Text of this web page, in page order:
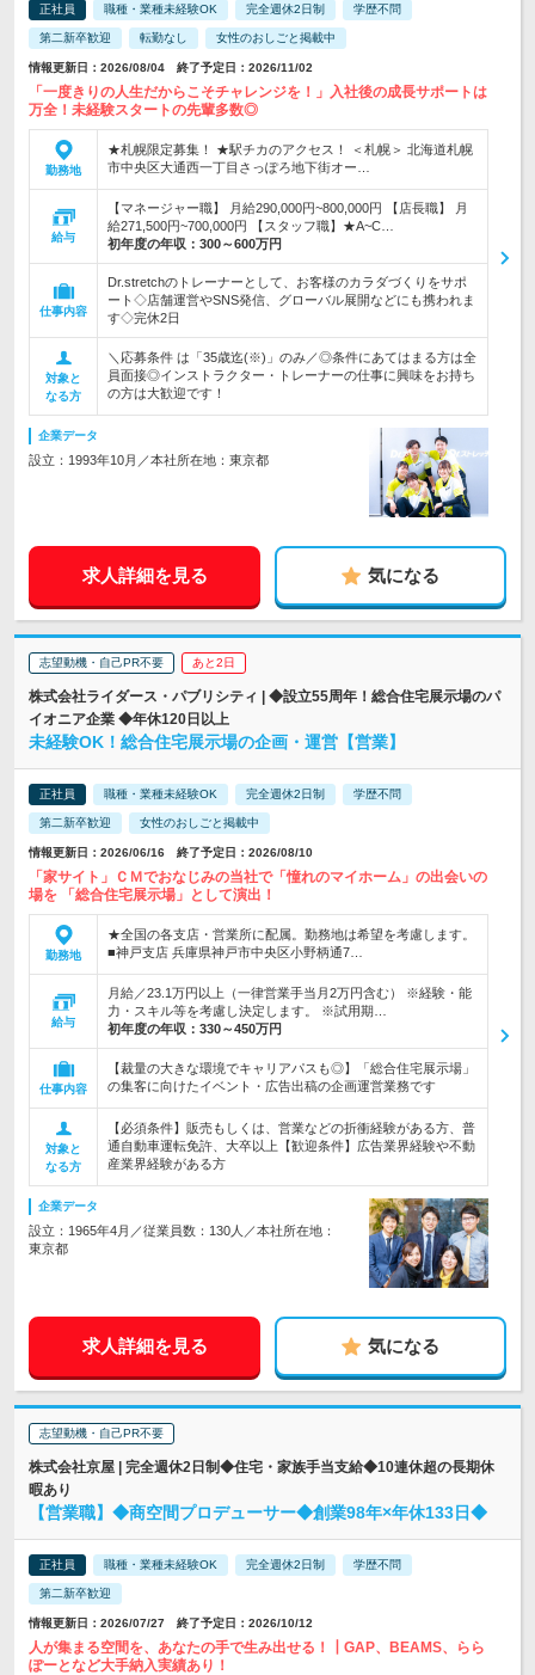
正社員 職種・業種未経験OK 完全週休2日制 学歴不問
第二新卒歓迎 転勤なし 女性のおしごと掲載中
情報更新日：2026/08/04 終了予定日：2026/11/02
「一度きりの人生だからこそチャレンジを！」入社後の成長サポートは
万全！未経験スタートの先輩多数◎
勤務地
★札幌限定募集！ ★駅チカのアクセス！ ＜札幌＞ 北海道札幌
市中央区大通西一丁目さっぽろ地下街オー…
給与
【マネージャー職】 月給290,000円~800,000円 【店長職】 月
給271,500円~700,000円 【スタッフ職】★A~C…
初年度の年収： 300～600万円
仕事内容
Dr.stretchのトレーナーとして、お客様のカラダづくりをサポ
ート◇店舗運営やSNS発信、グローバル展開などにも携われま
す◇完休2日
対象と
なる方
＼応募条件 は「35歳迄(※)」のみ／◎条件にあてはまる方は全
員面接◎インストラクター・トレーナーの仕事に興味をお持ち
の方は大歓迎です！
企業データ
設立：1993年10月／本社所在地：東京都
求人詳細を見る 気になる
志望動機・自己PR不要 あと2日
株式会社ライダース・パブリシティ | ◆設立55周年！総合住宅展示場のパ
イオニア企業 ◆年休120日以上
未経験OK！総合住宅展示場の企画・運営【営業】
正社員 職種・業種未経験OK 完全週休2日制 学歴不問
第二新卒歓迎 女性のおしごと掲載中
情報更新日：2026/06/16 終了予定日：2026/08/10
「家サイト」ＣＭでおなじみの当社で「憧れのマイホーム」の出会いの
場を 「総合住宅展示場」として演出！
勤務地
★全国の各支店・営業所に配属。勤務地は希望を考慮します。
■神戸支店 兵庫県神戸市中央区小野柄通7…
給与
月給／23.1万円以上（一律営業手当月2万円含む） ※経験・能
力・スキル等を考慮し決定します。 ※試用期…
初年度の年収： 330～450万円
仕事内容
【裁量の大きな環境でキャリアパスも◎】「総合住宅展示場」
の集客に向けたイベント・広告出稿の企画運営業務です
対象と
なる方
【必須条件】販売もしくは、営業などの折衝経験がある方、普
通自動車運転免許、大卒以上【歓迎条件】広告業界経験や不動
産業界経験がある方
企業データ
設立：1965年4月／従業員数：130人／本社所在地：
東京都
求人詳細を見る 気になる
志望動機・自己PR不要
株式会社京屋 | 完全週休2日制◆住宅・家族手当支給◆10連休超の長期休
暇あり
【営業職】◆商空間プロデューサー◆創業98年×年休133日◆
正社員 職種・業種未経験OK 完全週休2日制 学歴不問
第二新卒歓迎
情報更新日：2026/07/27 終了予定日：2026/10/12
人が集まる空間を、あなたの手で生み出せる！┃GAP、BEAMS、らら
ぽーとなど大手納入実績あり！